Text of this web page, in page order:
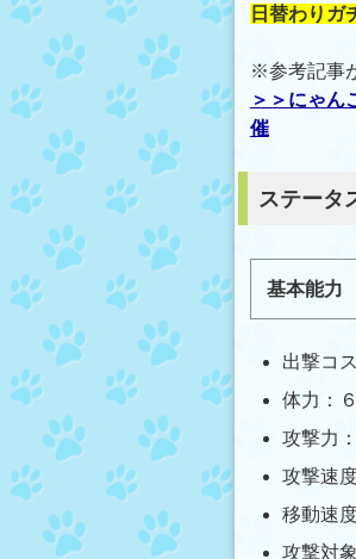
日替わりガ
※参考記事
＞＞にゃん
催
ステータ
基本能力
出撃コ
体力：
攻撃力
攻撃速
移動速
攻撃対